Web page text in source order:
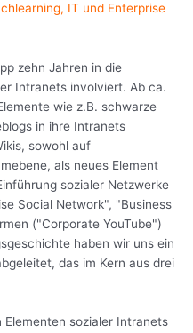
, IT und Enterprise
zehn Jahren in die
Intranets involviert. Ab ca.
wie z.B. schwarze
in ihre Intranets
sowohl auf
als neues Element
sozialer Netzwerke
Social Network", "Business
("Corporate YouTube")
haben wir uns ein
das im Kern aus drei
sozialer Intranets